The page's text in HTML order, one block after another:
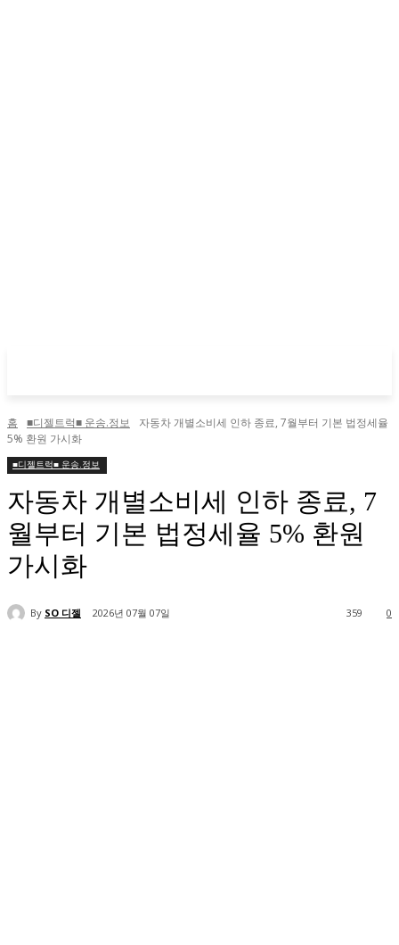
홈 ■디젤트럭■ 운송.정보
자동차 개별소비세 인하 종료, 7월부터 기본 법정세율
5% 환원 가시화
■디젤트럭■ 운송.정보
자동차 개별소비세 인하 종료, 7
월부터 기본 법정세율 5% 환원
가시화
By SO 디젤 2026년 07월 07일 0
359